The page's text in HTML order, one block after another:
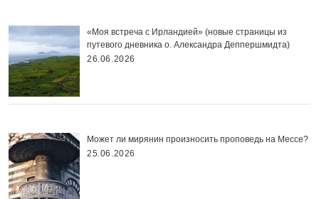
«Моя встреча с Ирландией» (новые страницы из
путевого дневника о. Александра Деппершмидта)
26.06.2026
Может ли мирянин произносить проповедь на Мессе?
25.06.2026